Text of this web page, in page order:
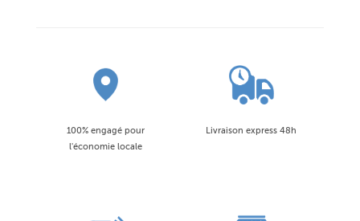
100% engagé pour
l'économie locale
Livraison express 48h